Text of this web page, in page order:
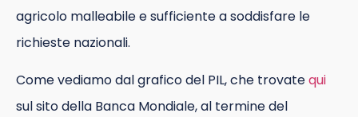
agricolo malleabile e sufficiente a soddisfare le
richieste nazionali.
Come vediamo dal grafico del PIL, che trovatequi
sul sito della Banca Mondiale, al termine del